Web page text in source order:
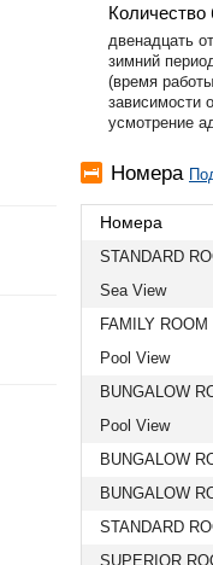
Количество
двенадцать
зимний
(время
зависимости
усмотрение
Номера
Номера
STANDARD
Sea View
FAMILY ROOM
Pool View
BUNGALOW
Pool View
BUNGALOW
BUNGALOW
STANDARD
SUPERIOR